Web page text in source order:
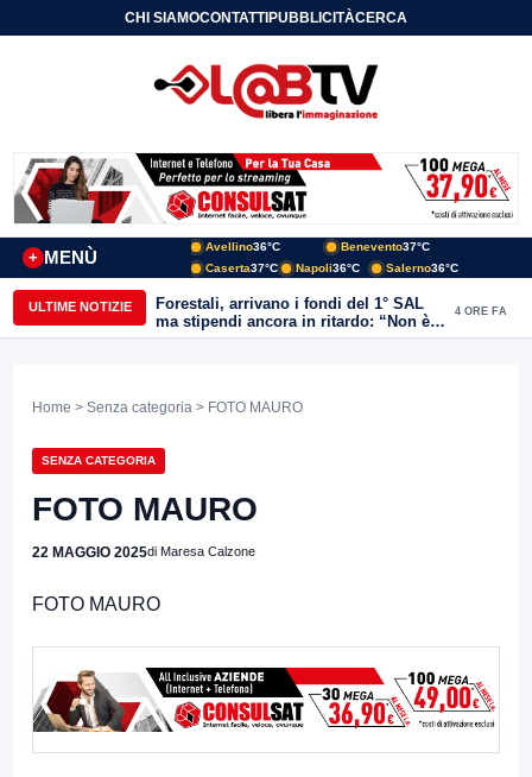
CHI SIAMOCONTATTIPUBBLICITÀCERCA
MENÙ
+
Avellino36°C Benevento37°C
Caserta37°C Napoli36°C Salerno36°C
ULTIME NOTIZIE
Forestali, arrivano i fondi del 1° SAL
ma stipendi ancora in ritardo: “Non è
più sostenibile”
4 ORE FA
Home > Senza categoria > FOTO MAURO
SENZA CATEGORIA
FOTO MAURO
22 MAGGIO 2025di Maresa Calzone
FOTO MAURO